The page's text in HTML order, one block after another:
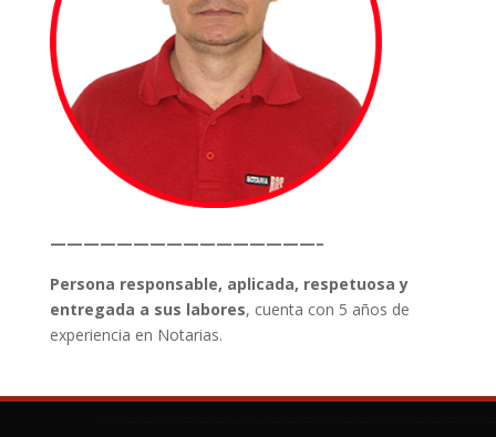
————————————————–
Persona responsable, aplicada, respetuosa y
entregada a sus labores, cuenta con 5 años de
experiencia en Notarias.